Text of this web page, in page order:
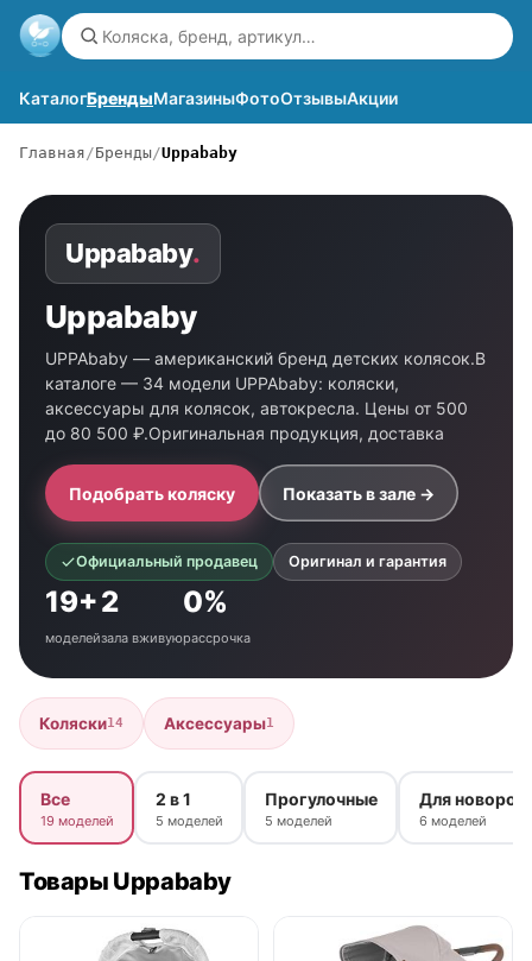
КаталогБрендыМагазиныФотоОтзывыАкции
Главная Бренды Uppababy
Uppababy.
Uppababy
UPPAbaby — американский бренд детских колясок.В
каталоге — 34 модели UPPAbaby: коляски,
аксессуары для колясок, автокресла. Цены от 500
до 80 500 ₽.Оригинальная продукция, доставка
Подобрать коляску Показать в зале →
Официальный продавец Оригинал и гарантия
19+
моделей
2
зала вживую
0%
рассрочка
Коляски14 Аксессуары1
Все
19 моделей
2 в 1
5 моделей
Прогулочные
5 моделей
Для
6 моделей
Товары Uppababy
● в наличии ● в наличии